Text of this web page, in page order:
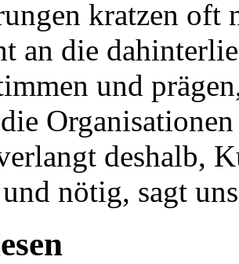
kratzen oft
an die
und
deshalb,
nötig, sagt